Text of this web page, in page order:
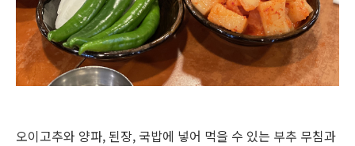
오이고추와 양파,된장, 국밥에 넣어 먹을 수 있는 부추 무침과